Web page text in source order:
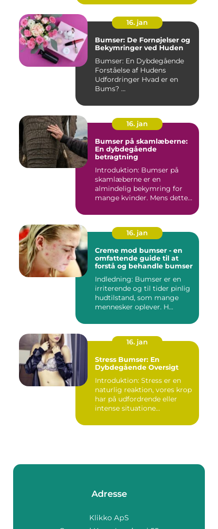
16. jan
Bumser: De Fornøjelser og
Bekymringer ved Huden
Bumser: En Dybdegående
Forståelse af Hudens
Udfordringer Hvad er en
Bums? ...
16. jan
Bumser på skamlæberne:
En dybdegående
betragtning
Introduktion: Bumser på
skamlæberne er en
almindelig bekymring for
mange kvinder. Mens dette
16. jan
Creme mod bumser - en
omfattende guide til at
forstå og behandle bumser
Indledning: Bumser er en
irriterende og til tider pinlig
hudtilstand, som mange
mennesker oplever. H...
16. jan
Stress Bumser: En
Dybdegående Oversigt
Introduktion: Stress er en
naturlig reaktion, vores krop
har på udfordrende eller
intense situatione...
Adresse